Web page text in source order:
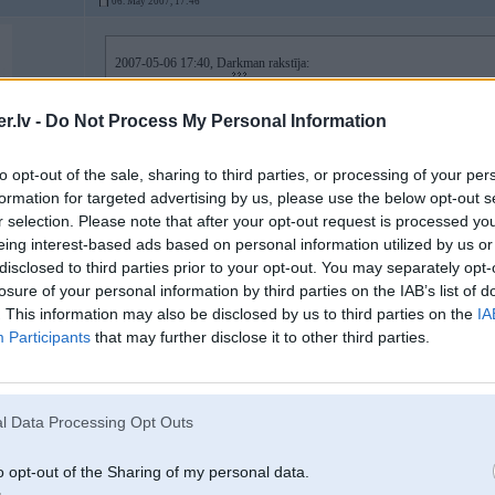
- Do Not Process My Personal Information
opt-out of the sale, sharing to third parties, or processing of your
for targeted advertising by us, please use the below opt-out
selection. Please note that after your opt-out request is processed
interest-based ads based on personal information utilized by us
to third parties prior to your opt-out. You may separately
of your personal information by third parties on the IAB’s list of
This information may also be disclosed by us to third parties on the
Participants that may further disclose it to other third parties.
Data Processing Opt Outs
opt-out of the Sharing of my personal data.
2007-05-06 17:40, Darkman rakstīja:
Sakuma 2. bija un ta baigi atkrita
viens ietriecās un šis sagriezās bet spēja savākties, tik pa dažām vietām atkrita
06. May 2007, 17:49
2007-05-06 17:46, Domeniks rakstīja:
2007-05-06 17:40, Darkman rakstīja:
Sakuma 2. bija un ta baigi atkrita
viens ietriecās un šis sagriezās bet spēja savākties, tik pa dažām vietām